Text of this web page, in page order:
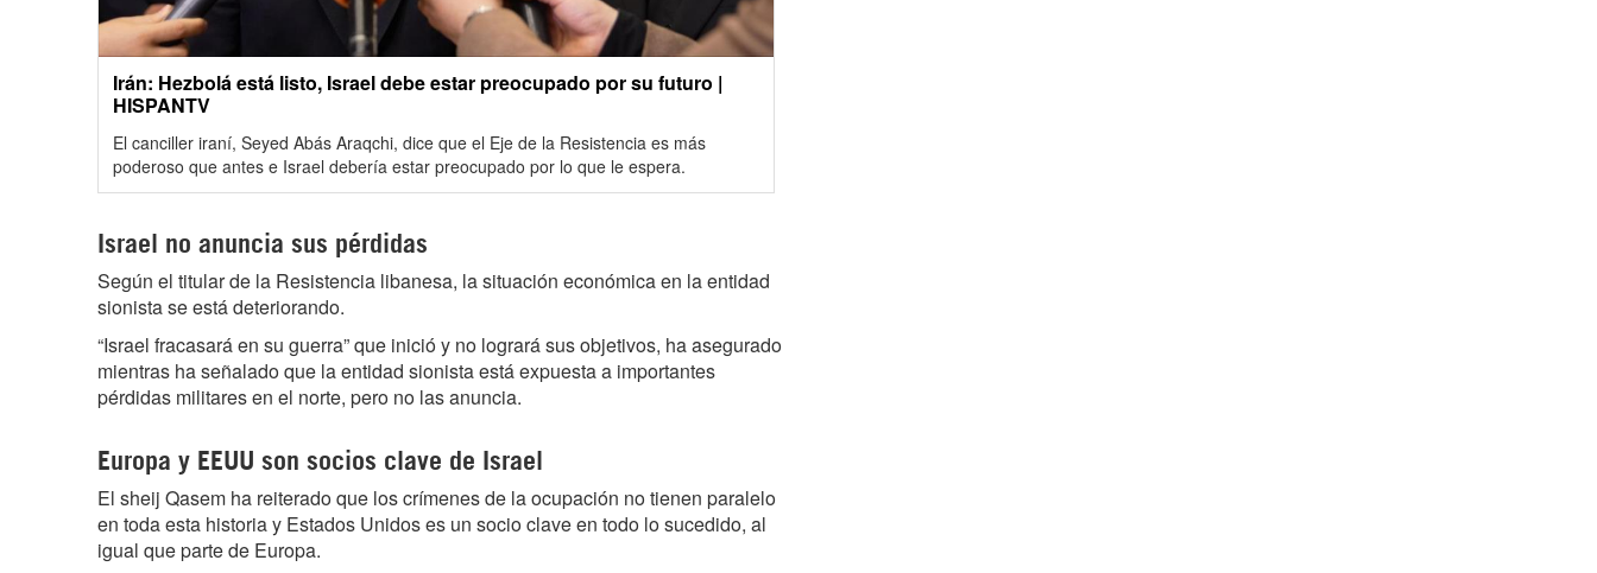
Irán: Hezbolá está listo, Israel debe estar preocupado por su futuro |
HISPANTV
El canciller iraní, Seyed Abás Araqchi, dice que el Eje de la Resistencia es más
poderoso que antes e Israel debería estar preocupado por lo que le espera.
Israel no anuncia sus pérdidas
Según el titular de la Resistencia libanesa, la situación económica en la entidad
sionista se está deteriorando.
“Israel fracasará en su guerra” que inició y no logrará sus objetivos, ha asegurado
mientras ha señalado que la entidad sionista está expuesta a importantes
pérdidas militares en el norte, pero no las anuncia.
Europa y EEUU son socios clave de Israel
El sheij Qasem ha reiterado que los crímenes de la ocupación no tienen paralelo
en toda esta historia y Estados Unidos es un socio clave en todo lo sucedido, al
igual que parte de Europa.